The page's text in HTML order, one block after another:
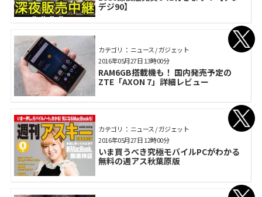
デジ90】
カテゴリ： ニュース / ガジェット
RAM6GB搭載機も！ 国内発売予定の
ZTE「AXON 7」詳細レビュー
2016年05月27日 13時00分
カテゴリ： ニュース / ガジェット
いま買うべき究極モバイルPCがわかる
無料の週アス秋葉原版
2016年05月27日 12時00分